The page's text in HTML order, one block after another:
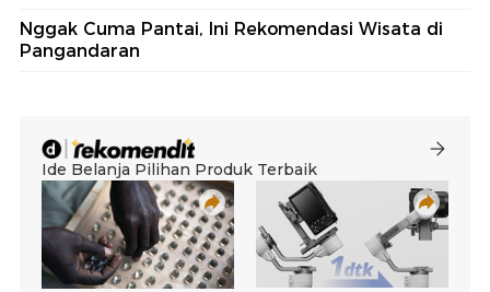
Nggak Cuma Pantai, Ini Rekomendasi Wisata di
Pangandaran